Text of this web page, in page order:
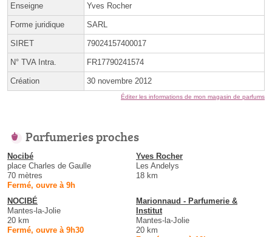
Enseigne Yves Rocher
Forme juridique SARL
SIRET 79024157400017
N° TVA Intra. FR17790241574
Création 30 novembre 2012
Éditer les informations de mon magasin de parfums
Parfumeries proches
Nocibé
place Charles de Gaulle
70 mètres
Fermé, ouvre à 9h
Yves Rocher
Les Andelys
18 km
NOCIBÉ
Mantes-la-Jolie
20 km
Fermé, ouvre à 9h30
Marionnaud - Parfumerie &
Institut
Mantes-la-Jolie
20 km